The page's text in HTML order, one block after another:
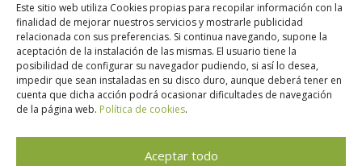
Este sitio web utiliza Cookies propias para recopilar información con la
finalidad de mejorar nuestros servicios y mostrarle publicidad
relacionada con sus preferencias. Si continua navegando, supone la
aceptación de la instalación de las mismas. El usuario tiene la
posibilidad de configurar su navegador pudiendo, si así lo desea,
impedir que sean instaladas en su disco duro, aunque deberá tener en
cuenta que dicha acción podrá ocasionar dificultades de navegación
de la página web. Política de cookies.
Aceptar todo